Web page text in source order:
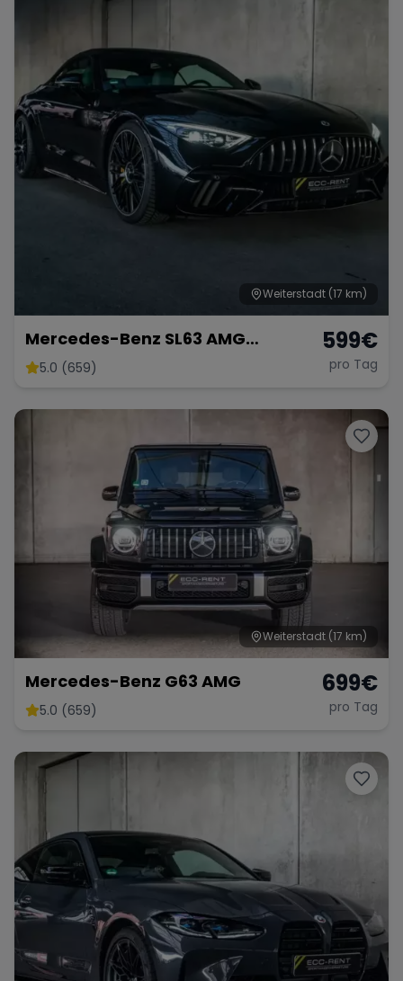
Weiterstadt (17 km)
Mercedes-Benz SL63 AMG
Roadster
5.0 (659)
599€
pro Tag
Weiterstadt (17 km)
Mercedes-Benz G63 AMG
5.0 (659)
699€
pro Tag